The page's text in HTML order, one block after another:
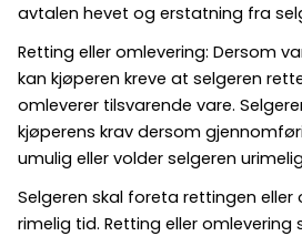
avtalen hevet og erstatning fra
Retting eller omlevering: Dersom
kan kjøperen kreve at selgeren
omleverer tilsvarende vare.
kjøperens krav dersom
umulig eller volder selgeren
Selgeren skal foreta rettingen eller
rimelig tid. Retting eller omlevering